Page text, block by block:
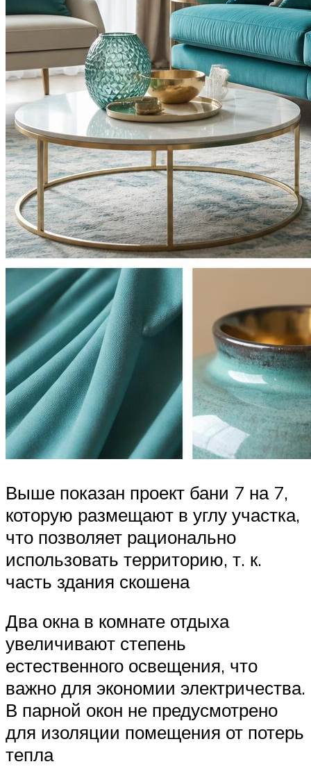
Выше показан проект бани 7 на 7,
которую размещают в углу участка,
что позволяет рационально
использовать территорию, т. к.
часть здания скошена
Два окна в комнате отдыха
увеличивают степень
естественного освещения, что
важно для экономии электричества.
В парной окон не предусмотрено
для изоляции помещения от потерь
тепла